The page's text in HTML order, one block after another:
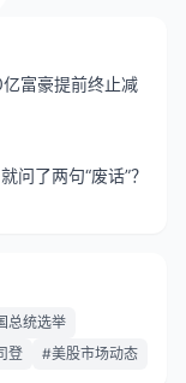
富豪提前终止减
问了两句“废话”？
总统选举
登 #美股市场动态